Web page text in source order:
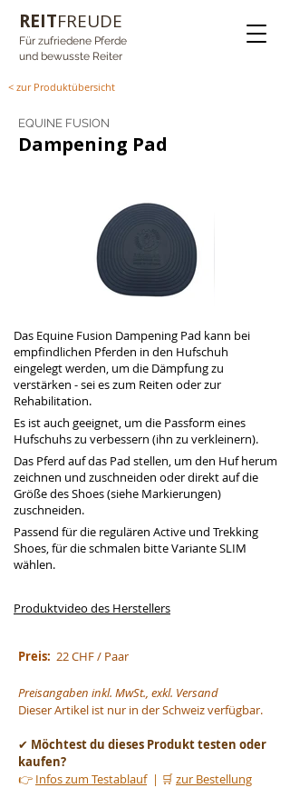
REITFREUDE
Für zufriedene Pferde
und bewusste Reiter
< zur Produktübersicht
EQUINE FUSION
Dampening Pad
Das Equine Fusion Dampening Pad kann bei
empfindlichen Pferden in den Hufschuh
eingelegt werden, um die Dämpfung zu
verstärken - sei es zum Reiten oder zur
Rehabilitation.
Es ist auch geeignet, um die Passform eines
Hufschuhs zu verbessern (ihn zu verkleinern).
Das Pferd auf das Pad stellen, um den Huf herum
zeichnen und zuschneiden oder direkt auf die
Größe des Shoes (siehe Markierungen)
zuschneiden.
Passend für die regulären Active und Trekking
Shoes, für die schmalen bitte Variante SLIM
wählen.
Produktvideo des Herstellers
Preis:
  22 CHF / Paar
Preisangaben inkl. MwSt., exkl. Versand
Dieser Artikel ist nur in der Schweiz verfügbar.
✔ Möchtest du dieses Produkt testen oder
kaufen?
👉 Infos zum Testablauf | 🛒 zur Bestellung